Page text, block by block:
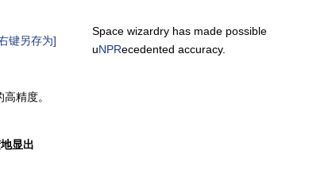
键另存为]
Space wizardry has made possible
uNPRecedented accuracy.
精度。
显出